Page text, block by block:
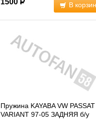
1500 Р В
Пружина KAYABA VW
VARIANT 97-05 ЗАДНЯЯ б/у